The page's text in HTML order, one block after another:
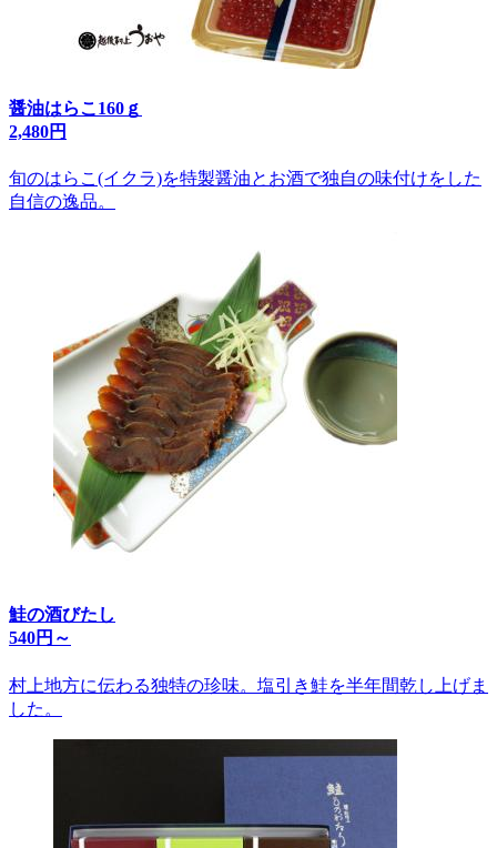
醤油はらこ160ｇ
2,480円
旬のはらこ(イクラ)を特製醤油とお酒で独自の味付けをした
自信の逸品。
鮭の酒びたし
540円～
村上地方に伝わる独特の珍味。塩引き鮭を半年間乾し上げま
した。